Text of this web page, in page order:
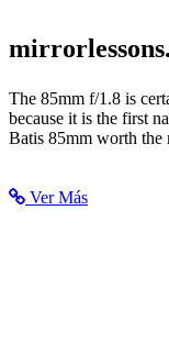
Portrait Perfection -
The 85mm f/1.8 is
because it is the first
Batis 85mm worth the
Ver Más